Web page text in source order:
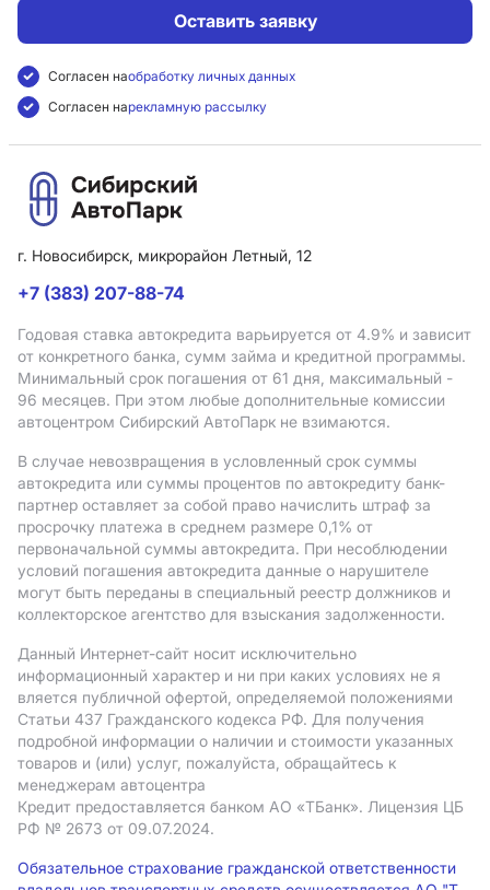
Оставить заявку
Согласен наобработку личных данных
Согласен нарекламную рассылку
г. Новосибирск, микрорайон Летный, 12
+7 (383) 207-88-74
Годовая ставка автокредита варьируется от 4.9% и зависит
от конкретного банка, сумм займа и кредитной программы.
Минимальный срок погашения от 61 дня, максимальный -
96 месяцев. При этом любые дополнительные комиссии
автоцентром Сибирский АвтоПарк не взимаются.
В случае невозвращения в условленный срок суммы
автокредита или суммы процентов по автокредиту банк-
партнер оставляет за собой право начислить штраф за
просрочку платежа в среднем размере 0,1% от
первоначальной суммы автокредита. При несоблюдении
условий погашения автокредита данные о нарушителе
могут быть переданы в специальный реестр должников и
коллекторское агентство для взыскания задолженности.
Данный Интернет-сайт носит исключительно
информационный характер и ни при каких условиях не я
вляется публичной офертой, определяемой положениями
Статьи 437 Гражданского кодекса РФ. Для получения
подробной информации о наличии и стоимости указанных
товаров и (или) услуг, пожалуйста, обращайтесь к
менеджерам автоцентра
Кредит предоставляется банком АO «ТБанк». Лицензия ЦБ
РФ № 2673 от 09.07.2024.
Обязательное страхование гражданской ответственности